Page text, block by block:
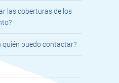
las coberturas de los
quién puedo contactar?